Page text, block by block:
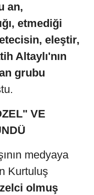
an,
etmediği
eleştir,
Altaylı'nın
grubu
VE
medyaya
Kurtuluş
olmuş